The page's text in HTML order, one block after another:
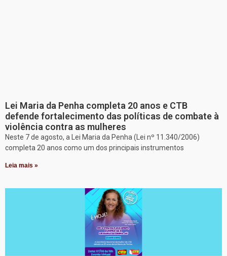
Lei Maria da Penha completa 20 anos e CTB
defende fortalecimento das políticas de combate à
violência contra as mulheres
Neste 7 de agosto, a Lei Maria da Penha (Lei nº 11.340/2006)
completa 20 anos como um dos principais instrumentos
Leia mais »